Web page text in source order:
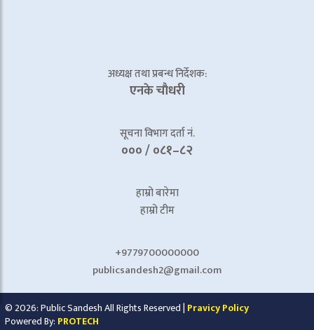
अध्यक्ष तथा प्रबन्ध निर्देशक:
एनके चाैधरी
सूचना विभाग दर्ता नं.
००० / ०८१–८२
हाम्रो बारेमा
हाम्रो टीम
+9779700000000
publicsandesh2@gmail.com
© 2026: Public Sandesh All Rights Reserved | Pravicy Policy
Powered By: PROTECH